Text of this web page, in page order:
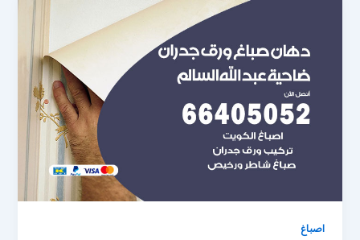
اصباغ